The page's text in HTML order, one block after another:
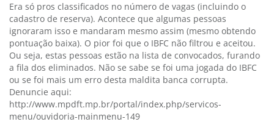
Era só pros classificados no número de vagas (incluindo o
cadastro de reserva). Acontece que algumas pessoas
ignoraram isso e mandaram mesmo assim (mesmo obtendo
pontuação baixa). O pior foi que o IBFC não filtrou e aceitou.
Ou seja, estas pessoas estão na lista de convocados, furando
a fila dos eliminados. Não se sabe se foi uma jogada do IBFC
ou se foi mais um erro desta maldita banca corrupta.
Denuncie aqui:
http://www.mpdft.mp.br/portal/index.php/servicos-
menu/ouvidoria-mainmenu-149